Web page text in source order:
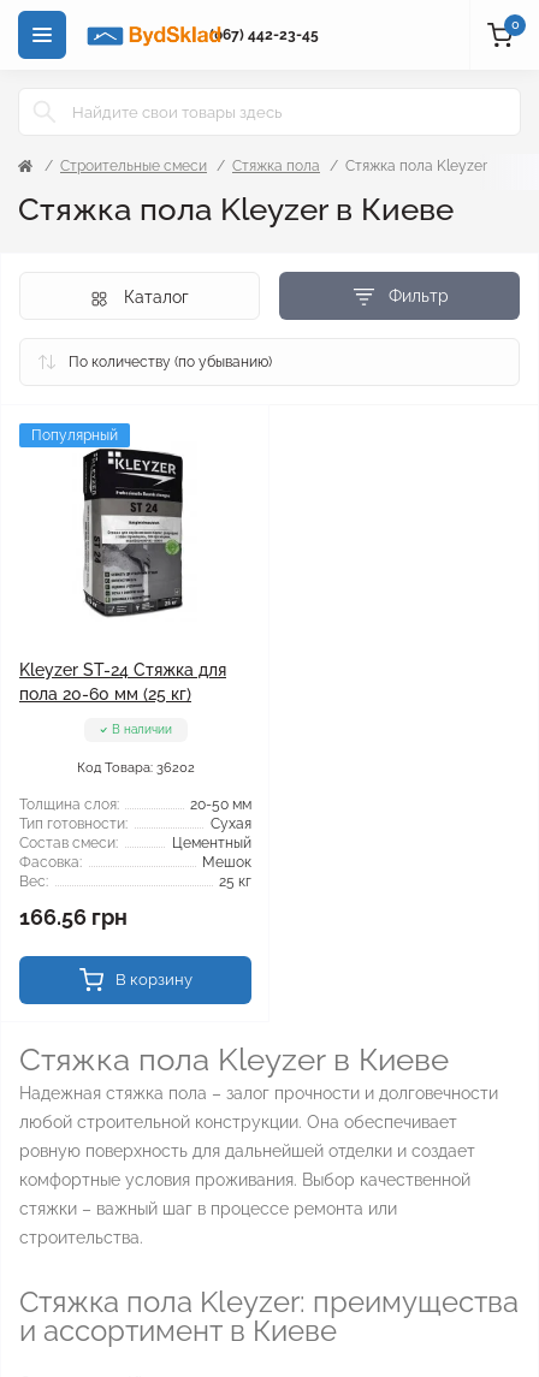
(067) 442-23-45
0
Строительные смеси Стяжка пола Стяжка пола Kleyzer
Стяжка пола Kleyzer в Киеве
Фильтр
Каталог
Популярный
Kleyzer ST-24 Стяжка для
пола 20-60 мм (25 кг)
В наличии
Код Товара: 36202
Толщина слоя:
20-50 мм
Тип готовности:
Сухая
Состав смеси:
Цементный
Фасовка:
Мешок
Вес:
25 кг
166.56 грн
В корзину
Стяжка пола Kleyzer в Киеве
Надежная стяжка пола – залог прочности и долговечности
любой строительной конструкции. Она обеспечивает
ровную поверхность для дальнейшей отделки и создает
комфортные условия проживания. Выбор качественной
стяжки – важный шаг в процессе ремонта или
строительства.
Стяжка пола Kleyzer: преимущества
и ассортимент в Киеве